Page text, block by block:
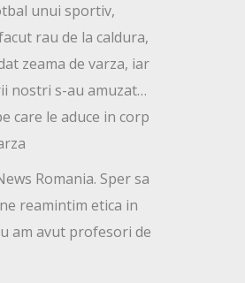
unui sportiv,
rau de la caldura,
zeama de varza, iar
nostri s-au amuzat…
care le aduce in corp
Romania. Sper sa
reamintim etica in
am avut profesori de